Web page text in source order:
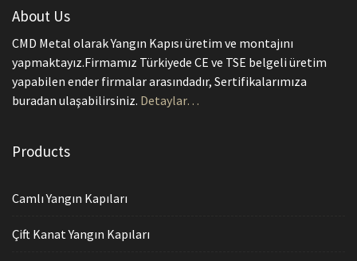
About Us
CMD Metal olarak Yangın Kapısı üretim ve montajını
yapmaktayız.Firmamız Türkiyede CE ve TSE belgeli üretim
yapabilen ender firmalar arasındadır, Sertifikalarımıza
buradan ulaşabilirsiniz. Detaylar…
Products
Camlı Yangın Kapıları
Çift Kanat Yangın Kapıları